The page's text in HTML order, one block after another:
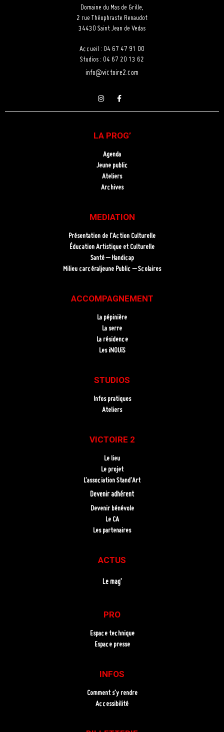
Domaine du Mas de Grille,
2 rue Théophraste Renaudot
34430 Saint Jean de Vedas
Accueil : 04 67 47 91 00
Studios : 04 67 20 13 62
info@victoire2.com
LA PROG’
Agenda
Jeune public
Ateliers
Archives
MEDIATION
Présentation de l’Action Culturelle
Éducation Artistique et Culturelle
Santé – Handicap
Milieu carcéraljeune Public – Scolaires
ACCOMPAGNEMENT
La pépinière
La serre
La résidence
Les iNOUïS
STUDIOS
Infos pratiques
Ateliers
VICTOIRE 2
Le lieu
Le projet
L’association Stand’Art
Devenir adhérent
Devenir bénévole
Le CA
Les partenaires
ACTUS
Le mag’
PRO
Espace technique
Espace presse
INFOS
Comment s’y rendre
Accessibilité